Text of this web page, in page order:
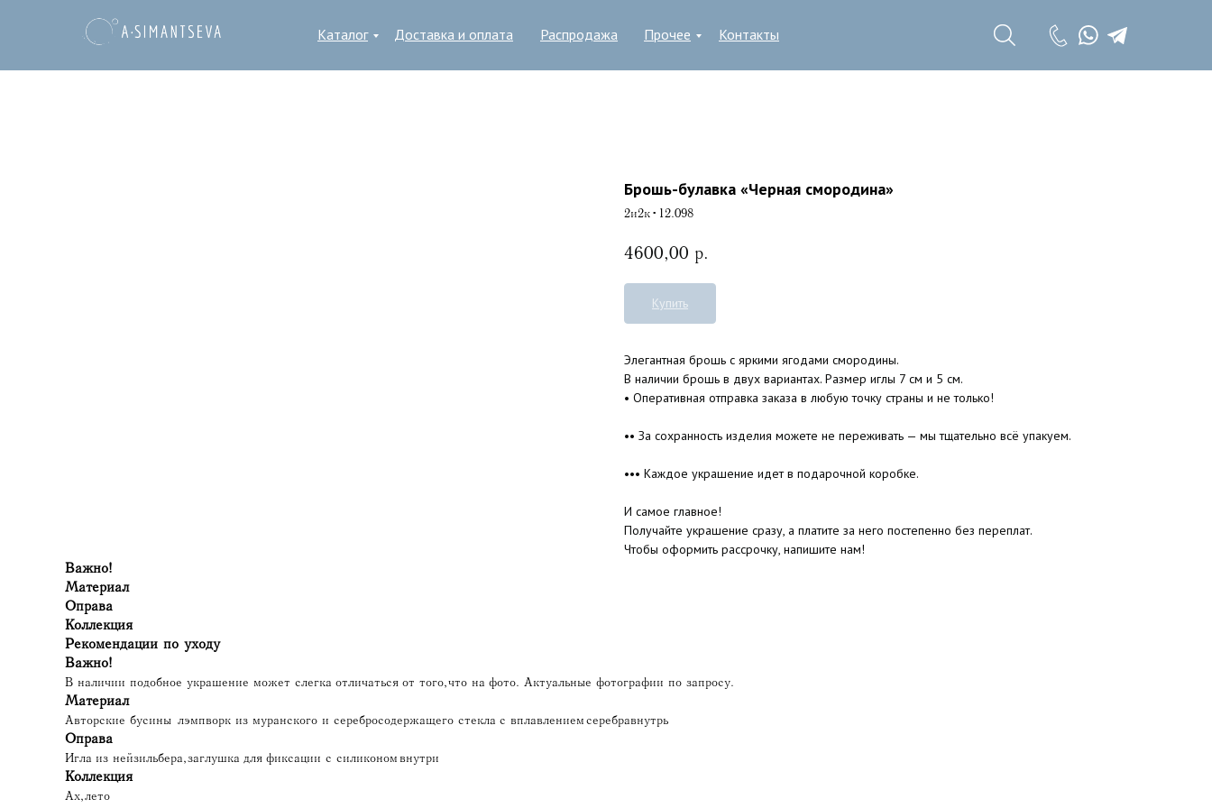
Каталог Контакты
Доставка и оплата Прочее
Распродажа
Брошь-булавка «Черная смородина»
2и2к•12.098
4600,00 р.
Купить
Элегантная брошь с яркими ягодами смородины.
В наличии брошь в двух вариантах. Размер иглы 7 см и 5 см.
• Оперативная отправка заказа в любую точку страны и не только!
•• За сохранность изделия можете не переживать — мы тщательно всё упакуем.
••• Каждое украшение идет в подарочной коробке.
И самое главное!
Получайте украшение сразу, а платите за него постепенно без переплат.
Чтобы оформить рассрочку, напишите нам!
Важно!
Материал
Оправа
Коллекция
Рекомендации по уходу
Важно!
В наличии подобное украшение может слегка отличаться от того, что на фото. Актуальные фотографии по запросу.
Материал
Авторские бусины лэмпворк из муранского и серебросодержащего стекла с вплавлением серебра внутрь
Оправа
Игла из нейзильбера, заглушка для фиксации с силиконом внутри
Коллекция
Ах, лето